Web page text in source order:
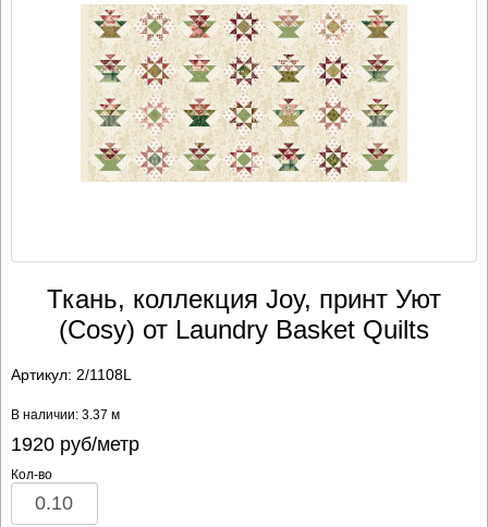
Ткань, коллекция Joy, принт Уют
(Cosy) от Laundry Basket Quilts
Артикул: 2/1108L
В наличии: 3.37 м
1920руб/метр
Кол-во